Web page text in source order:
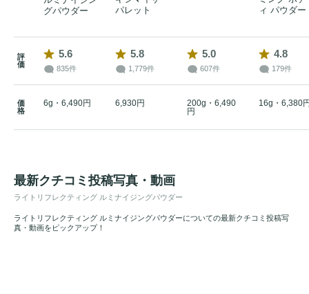
グパウダー
パレット
ィ パウダー
評
価
5.6
835件
5.8
1,779件
5.0
607件
4.8
179件
価
格
6g・6,490円 6,930円
200g・6,490
円
16g・6,380
最新クチコミ投稿写真・動画
ライトリフレクティング ルミナイジングパウダー
ライトリフレクティング ルミナイジングパウダーについての最新クチコミ投稿写
真・動画をピックアップ！